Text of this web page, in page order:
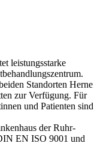
leistungsstarke
Standorten Herne
zur Verfügung. Für
und Patienten sind
der Ruhr-
EN ISO 9001 und